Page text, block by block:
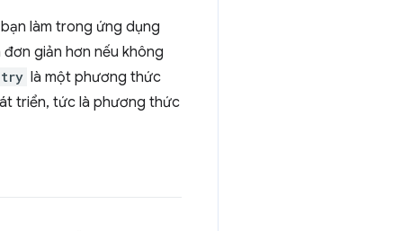
làm trong ứng dụng
giản hơn nếu không
là một phương thức
triển, tức là phương thức